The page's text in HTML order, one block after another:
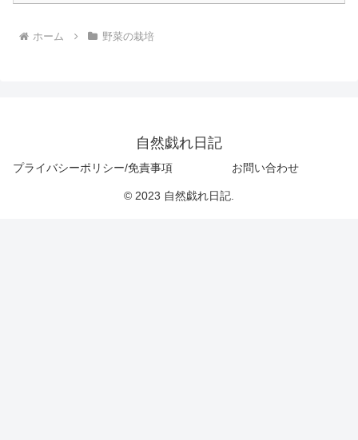
ホーム 野菜の栽培
自然戯れ日記
プライバシーポリシー/免責事項 お問い合わせ
© 2023 自然戯れ日記.